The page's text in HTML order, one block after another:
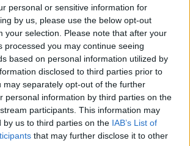
personal or sensitive information for
by us, please use the below opt-out
your selection. Please note that after your
processed you may continue seeing
based on personal information utilized by
disclosed to third parties prior to
may separately opt-out of the further
personal information by third parties on the
participants. This information may
by us to third parties on the IAB’s List of
that may further disclose it to other
règle des 183 jours pour vos